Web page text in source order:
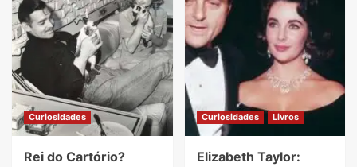
Curiosidades
Rei do Cartório?
Curiosidades Livros
Elizabeth Taylor: